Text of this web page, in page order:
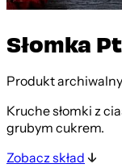
Słomka
Produkt archiwalny
Kruche słomki z
grubym cukrem.
Zobacz skład